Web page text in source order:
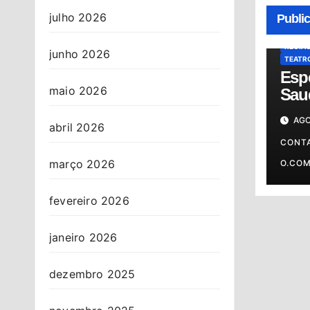
julho 2026
junho 2026
maio 2026
abril 2026
março 2026
fevereiro 2026
janeiro 2026
dezembro 2025
O.COM